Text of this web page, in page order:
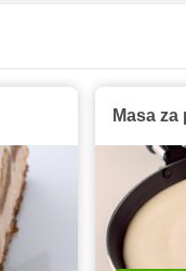
Masa